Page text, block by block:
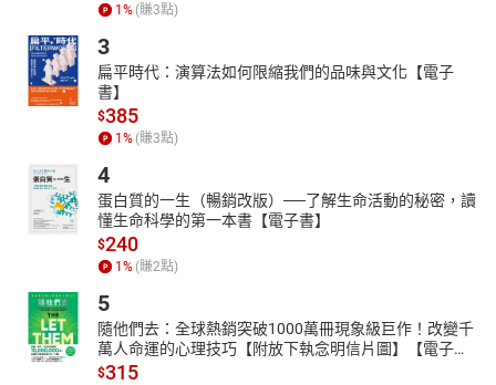
1% (賺3點)
3
扁平時代：演算法如何限縮我們的品味與文化【電子
書】
$385
1% (賺3點)
4
蛋白質的一生（暢銷改版）──了解生命活動的秘密，讀
懂生命科學的第一本書【電子書】
$240
1% (賺2點)
5
隨他們去：全球熱銷突破1000萬冊現象級巨作！改變千
萬人命運的心理技巧【附放下執念明信片圖】【電子
書】
$315